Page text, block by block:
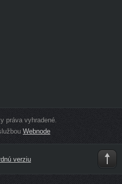
práva vyhradené.
Webnode
verziu